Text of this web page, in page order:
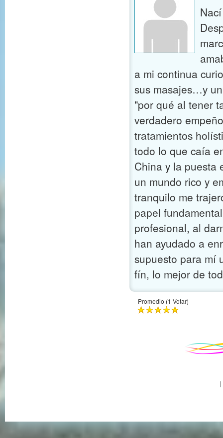
a mi continua
sus masajes…y
"por qué al tener
verdadero
tratamientos
todo lo que caía
China y la puesta
un mundo rico y
tranquilo me
papel
profesional, al
han ayudado a
supuesto para mí
fín, lo mejor de
Promedio (1 Votar)
|